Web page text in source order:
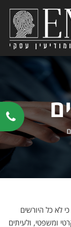
כי לא כל היורשים
ומשפטי, ולעיתים